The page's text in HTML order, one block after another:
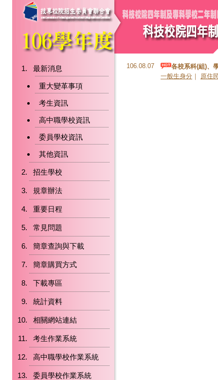
最新消息
重大變革事項
考生資訊
高中職學校資訊
委員學校資訊
其他資訊
招生學校
規章辦法
重要日程
常見問題
簡章查詢與下載
簡章購買方式
下載專區
統計資料
相關網站連結
考生作業系統
高中職學校作業系統
委員學校作業系統
106.08.07
各校系科(組)、
一般生身分 ｜ 原住